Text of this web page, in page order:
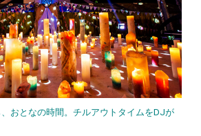
おとなの時間。チルアウトタイムをDJが